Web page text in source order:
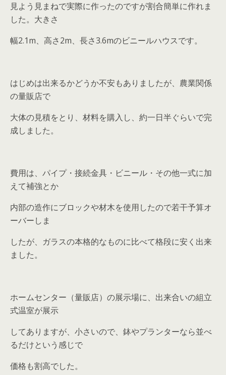
見よう見まねで実際に作ったのですが割合簡単に作れま
した。大きさ
幅2.1m、高さ2m、長さ3.6mのビニールハウスです。
はじめは出来るかどうか不安もありましたが、農業関係
の量販店で
大体の見積をとり、材料を購入し、約一日半ぐらいで完
成しました。
費用は、パイプ・接続金具・ビニール・その他一式に加
えて補強とか
内部の造作にブロックや材木を使用したので若干予算オ
ーバーしま
したが、ガラスの本格的なものに比べて格段に安く出来
ました。
ホームセンター（量販店）の展示場に、出来合いの組立
式温室が展示
してありますが、小さいので、鉢やプランターなら並べ
るだけという感じで
価格も割高でした。